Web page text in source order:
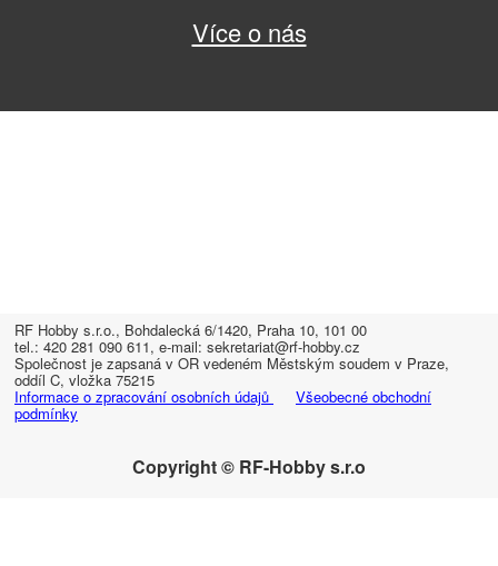
Více o nás
RF Hobby s.r.o., Bohdalecká 6/1420, Praha 10, 101 00
tel.: 420 281 090 611, e-mail: sekretariat@rf-hobby.cz
Společnost je zapsaná v OR vedeném Městským soudem v Praze,
oddíl C, vložka 75215
Informace o zpracování osobních údajů Všeobecné obchodní
podmínky
Copyright © RF-Hobby s.r.o